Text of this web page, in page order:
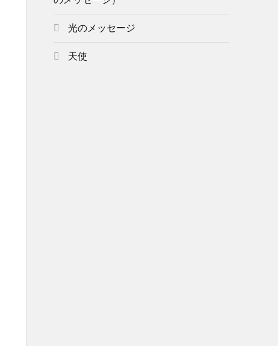
光のメッセージ
天使